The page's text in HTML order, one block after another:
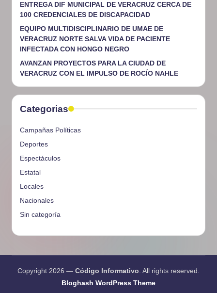
ENTREGA DIF MUNICIPAL DE VERACRUZ CERCA DE
100 CREDENCIALES DE DISCAPACIDAD
EQUIPO MULTIDISCIPLINARIO DE UMAE DE
VERACRUZ NORTE SALVA VIDA DE PACIENTE
INFECTADA CON HONGO NEGRO
AVANZAN PROYECTOS PARA LA CIUDAD DE
VERACRUZ CON EL IMPULSO DE ROCÍO NAHLE
Categorias
Campañas Políticas
Deportes
Espectáculos
Estatal
Locales
Nacionales
Sin categoría
Copyright 2026 — Código Informativo . All rights reserved.
Bloghash WordPress Theme